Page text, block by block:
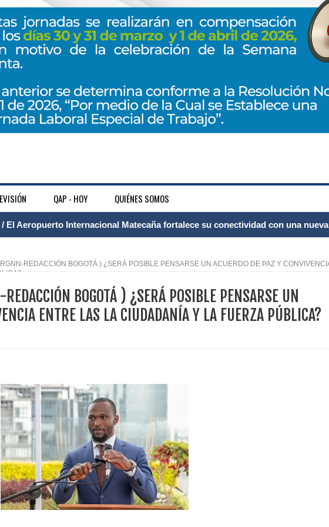
QAP - HOY QUIÉNES SOMOS
El Aeropuerto Internacional Matecaña fortalece su conectividad con una
Caldas fortalece el Mecanismo Articulador Departamental para el abordaje de
/ La Alcaldía de Pereira continúa renovando espacios comunitarios que llevaban
/ Agua potable transforma la vida de 68 estudiantes rurales en Filadelfia gracias
/ Población vulnerable en Tuluá tendrá comedor comunitario gracias al
REDACCIÓN BOGOTÁ ) ¿SERÁ POSIBLE PENSARSE UN ACUERDO DE PAZ Y
BOGOTÁ ) ¿SERÁ POSIBLE PENSARSE UN
ENTRE LAS LA CIUDADANÍA Y LA FUERZA PÚBLICA?